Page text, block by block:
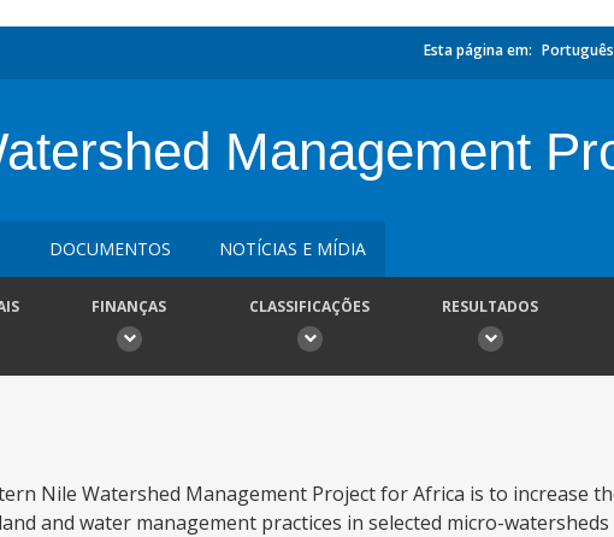
Esta página em: Português
Management
DOCUMENTOS NOTÍCIAS E MÍDIA
FINANÇAS CLASSIFICAÇÕES RESULTADOS
Nile Watershed Management Project for Africa is to increase
and water management practices in selected micro-